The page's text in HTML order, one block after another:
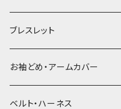
ブレスレット
お袖どめ・アームカバー
ベルト・ハーネス